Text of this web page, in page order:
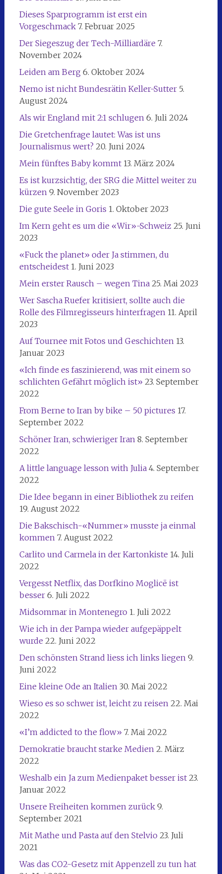
Dieses Sparprogramm ist erst ein
Vorgeschmack 7. Februar 2025
Der Siegeszug der Tech-Milliardäre 7.
November 2024
Leiden am Berg 6. Oktober 2024
Nemo ist nicht Bundesrätin Keller-Sutter 5.
August 2024
Als wir England mit 2:1 schlugen 6. Juli 2024
Die Gretchenfrage lautet: Was ist uns
Journalismus wert? 20. Juni 2024
Mein fünftes Baby kommt 13. März 2024
Es ist kurzsichtig, der SRG die Mittel weiter zu
kürzen 9. November 2023
Die gute Seele in Goris 1. Oktober 2023
Im Kern geht es um die «Wir»-Schweiz 25. Juni
2023
«Fuck the planet» oder Ja stimmen, du
entscheidest 1. Juni 2023
Mein erster Rausch – wegen Tina 25. Mai 2023
Wer Sascha Ruefer kritisiert, sollte auch die
Rolle des Filmregisseurs hinterfragen 11. April
2023
Auf Tournee mit Fotos und Geschichten 13.
Januar 2023
«Ich finde es faszinierend, was mit einem so
schlichten Gefährt möglich ist» 23. September
2022
From Berne to Iran by bike – 50 pictures 17.
September 2022
Schöner Iran, schwieriger Iran 8. September
2022
A little language lesson with Julia 4. September
2022
Die Idee begann in einer Bibliothek zu reifen
19. August 2022
Die Bakschisch-«Nummer» musste ja einmal
kommen 7. August 2022
Carlito und Carmela in der Kartonkiste 14. Juli
2022
Vergesst Netflix, das Dorfkino Moglicë ist
besser 6. Juli 2022
Midsommar in Montenegro 1. Juli 2022
Wie ich in der Pampa wieder aufgepäppelt
wurde 22. Juni 2022
Den schönsten Strand liess ich links liegen 9.
Juni 2022
Eine kleine Ode an Italien 30. Mai 2022
Wieso es so schwer ist, leicht zu reisen 22. Mai
2022
«I’m addicted to the flow» 7. Mai 2022
Demokratie braucht starke Medien 2. März
2022
Weshalb ein Ja zum Medienpaket besser ist 23.
Januar 2022
Unsere Freiheiten kommen zurück 9.
September 2021
Mit Mathe und Pasta auf den Stelvio 23. Juli
2021
Was das CO2-Gesetz mit Appenzell zu tun hat